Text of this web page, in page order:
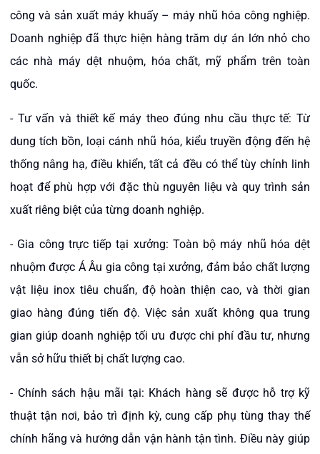
công và sản xuất máy khuấy – máy nhũ hóa công nghiệp.
Doanh nghiệp đã thực hiện hàng trăm dự án lớn nhỏ cho
các nhà máy dệt nhuộm, hóa chất, mỹ phẩm trên toàn
quốc.
- Tư vấn và thiết kế máy theo đúng nhu cầu thực tế: Từ
dung tích bồn, loại cánh nhũ hóa, kiểu truyền động đến hệ
thống nâng hạ, điều khiển, tất cả đều có thể tùy chỉnh linh
hoạt để phù hợp với đặc thù nguyên liệu và quy trình sản
xuất riêng biệt của từng doanh nghiệp.
- Gia công trực tiếp tại xưởng: Toàn bộ máy nhũ hóa dệt
nhuộm được Á Âu gia công tại xưởng, đảm bảo chất lượng
vật liệu inox tiêu chuẩn, độ hoàn thiện cao, và thời gian
giao hàng đúng tiến độ. Việc sản xuất không qua trung
gian giúp doanh nghiệp tối ưu được chi phí đầu tư, nhưng
vẫn sở hữu thiết bị chất lượng cao.
- Chính sách hậu mãi tại: Khách hàng sẽ được hỗ trợ kỹ
thuật tận nơi, bảo trì định kỳ, cung cấp phụ tùng thay thế
chính hãng và hướng dẫn vận hành tận tình. Điều này giúp